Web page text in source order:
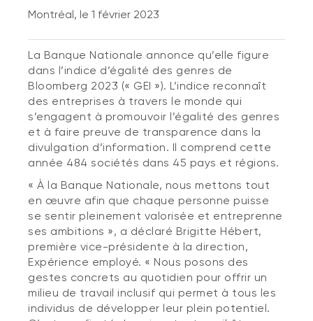
Montréal, le 1 février 2023
La Banque Nationale annonce qu’elle figure
dans l’indice d’égalité des genres de
Bloomberg 2023 (« GEI »). L’indice reconnaît
des entreprises à travers le monde qui
s’engagent à promouvoir l’égalité des genres
et à faire preuve de transparence dans la
divulgation d’information. Il comprend cette
année 484 sociétés dans 45 pays et régions.
« À la Banque Nationale, nous mettons tout
en œuvre afin que chaque personne puisse
se sentir pleinement valorisée et entreprenne
ses ambitions », a déclaré Brigitte Hébert,
première vice-présidente à la direction,
Expérience employé. « Nous posons des
gestes concrets au quotidien pour offrir un
milieu de travail inclusif qui permet à tous les
individus de développer leur plein potentiel.